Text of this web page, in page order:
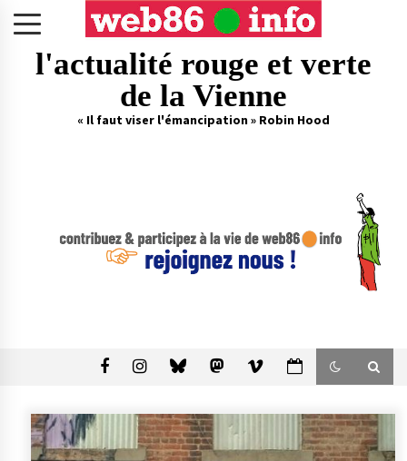
l'actualité rouge et verte
de la Vienne
« Il faut viser l'émancipation » Robin Hood